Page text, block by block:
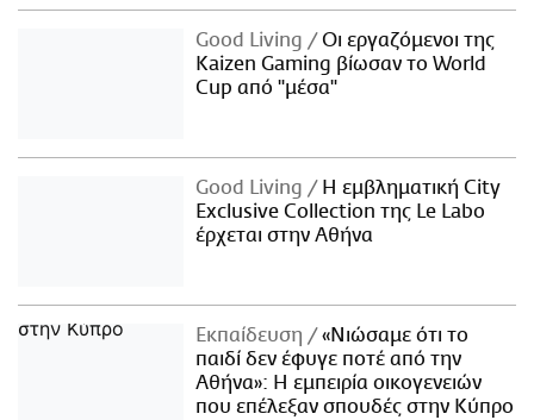
Good Living
Οι εργαζόμενοι της
Kaizen Gaming βίωσαν το World
Cup από "μέσα"
Good Living
Η εμβληματική City
Exclusive Collection της Le Labo
έρχεται στην Αθήνα
Εκπαίδευση
«Νιώσαμε ότι το
παιδί δεν έφυγε ποτέ από την
Αθήνα»: Η εμπειρία οικογενειών
που επέλεξαν σπουδές στην Κύπρο